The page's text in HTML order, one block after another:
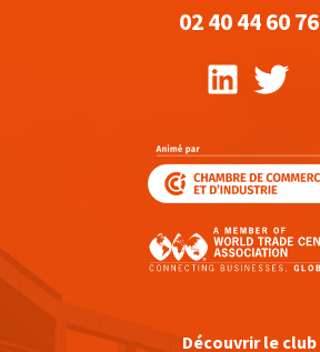
02 40 44 60 76
Découvrir le club